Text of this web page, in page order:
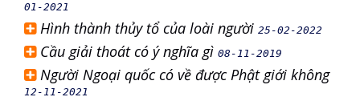
01-2021
Hình thành thủy tổ của loài người 25-02-2022
Cầu giải thoát có ý nghĩa gì 08-11-2019
Người Ngoại quốc có về được Phật giới không
12-11-2021